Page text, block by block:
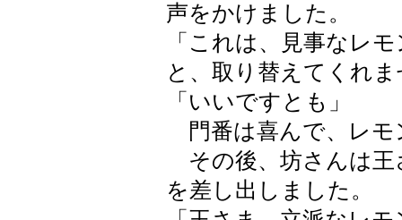
声をかけました。
「これは、見事なレ
と、取り替えてくれ
「いいですとも」
門番は喜んで、レモ
その後、坊さんは王
を差し出しました。